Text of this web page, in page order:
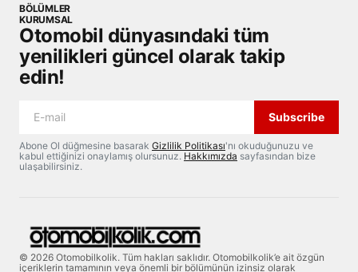
BÖLÜMLER
KURUMSAL
Otomobil dünyasındaki tüm
yenilikleri güncel olarak takip
edin!
Subscribe
Abone Ol düğmesine basarak Gizlilik Politikası'nı okuduğunuzu ve
kabul ettiğinizi onaylamış olursunuz. Hakkımızda sayfasından bize
ulaşabilirsiniz.
© 2026 Otomobilkolik. Tüm hakları saklıdır. Otomobilkolik’e ait özgün
içeriklerin tamamının veya önemli bir bölümünün izinsiz olarak